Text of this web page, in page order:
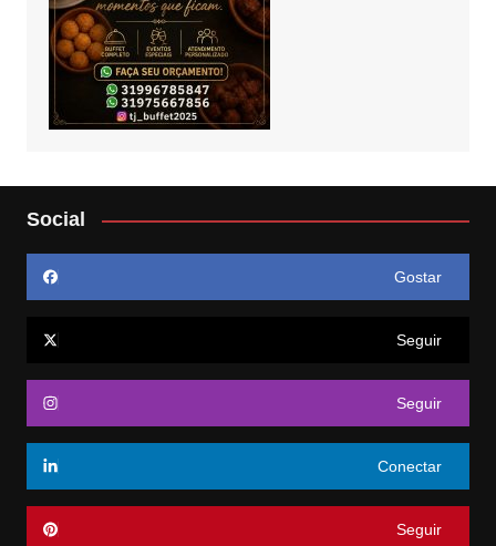
Social
Gostar
Seguir
Seguir
Conectar
Seguir